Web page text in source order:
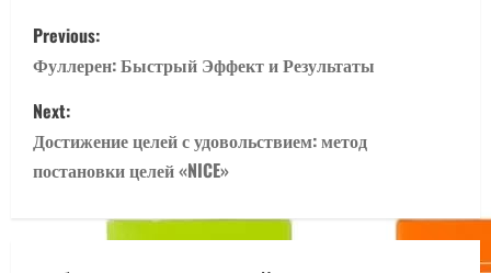
P
o
s
t
Previous:
Фуллерен: Быстрый Эффект и Результаты
Next:
Достижение целей с удовольствием: метод
постановки целей «NICE»